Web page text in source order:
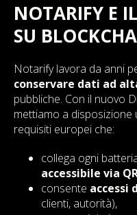
NOTARIFY E
SU
Notarify lavora da anni
conservare dati ad
pubbliche. Con il nuovo
mettiamo a
requisiti europei che:
collega ogni
accessibile via
consente accessi
clienti, autorità),